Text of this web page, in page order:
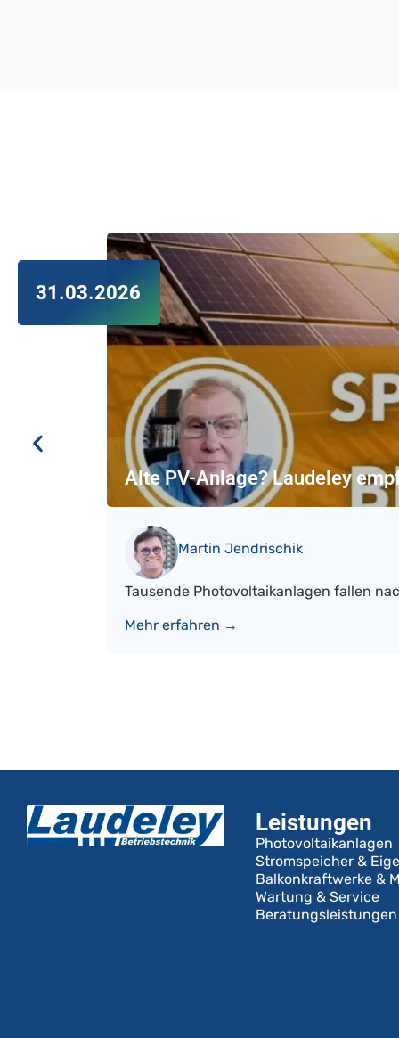
Alte PV-Anlage? Laudeley
Martin Jendrischik
Tausende Photovoltaikanlagen fallen
Mehr erfahren →
31.03.2026
Leistungen
Photovoltaikanlagen
Stromspeicher &
Balkonkraftwerke &
Wartung & Service
Beratungsleistungen